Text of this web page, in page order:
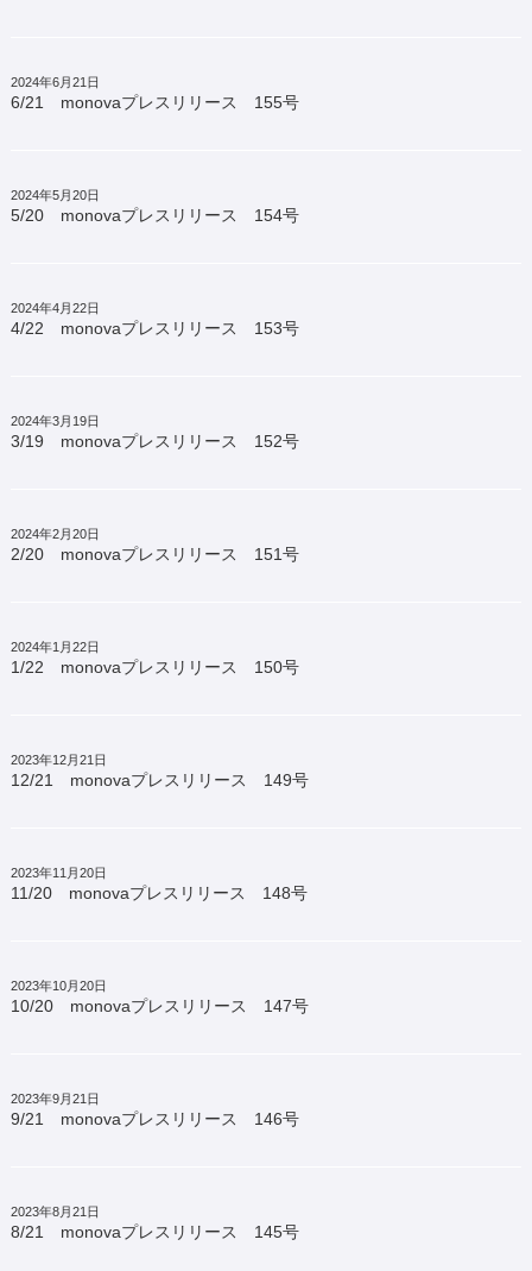
2024年6月21日
6/21 monovaプレスリリース 155号
2024年5月20日
5/20 monovaプレスリリース 154号
2024年4月22日
4/22 monovaプレスリリース 153号
2024年3月19日
3/19 monovaプレスリリース 152号
2024年2月20日
2/20 monovaプレスリリース 151号
2024年1月22日
1/22 monovaプレスリリース 150号
2023年12月21日
12/21 monovaプレスリリース 149号
2023年11月20日
11/20 monovaプレスリリース 148号
2023年10月20日
10/20 monovaプレスリリース 147号
2023年9月21日
9/21 monovaプレスリリース 146号
2023年8月21日
8/21 monovaプレスリリース 145号